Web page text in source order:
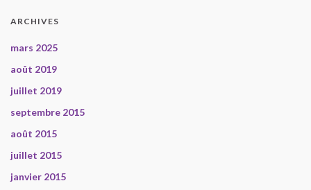
ARCHIVES
mars 2025
août 2019
juillet 2019
septembre 2015
août 2015
juillet 2015
janvier 2015